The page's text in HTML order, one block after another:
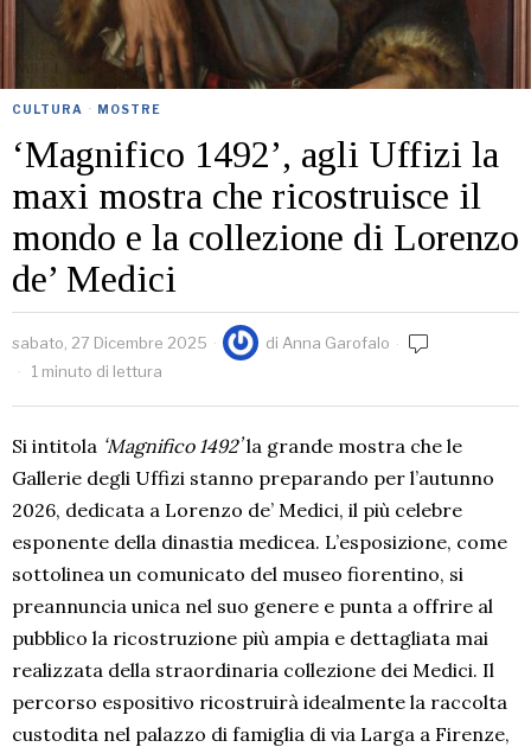
CULTURA · MOSTRE
ʻMagnifico 1492ʼ, agli Uffizi la
maxi mostra che ricostruisce il
mondo e la collezione di Lorenzo
de’ Medici
sabato, 27 Dicembre 2025 di Anna Garofalo
1 minuto di lettura
Si intitola ʻMagnifico 1492ʼla grande mostra che le
Gallerie degli Uffizi stanno preparando per l’autunno
2026, dedicata a Lorenzo de’ Medici, il più celebre
esponente della dinastia medicea. L’esposizione, come
sottolinea un comunicato del museo fiorentino, si
preannuncia unica nel suo genere e punta a offrire al
pubblico la ricostruzione più ampia e dettagliata mai
realizzata della straordinaria collezione dei Medici. Il
percorso espositivo ricostruirà idealmente la raccolta
custodita nel palazzo di famiglia di via Larga a Firenze,